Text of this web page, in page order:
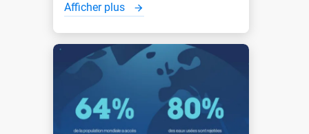
Afficher plus